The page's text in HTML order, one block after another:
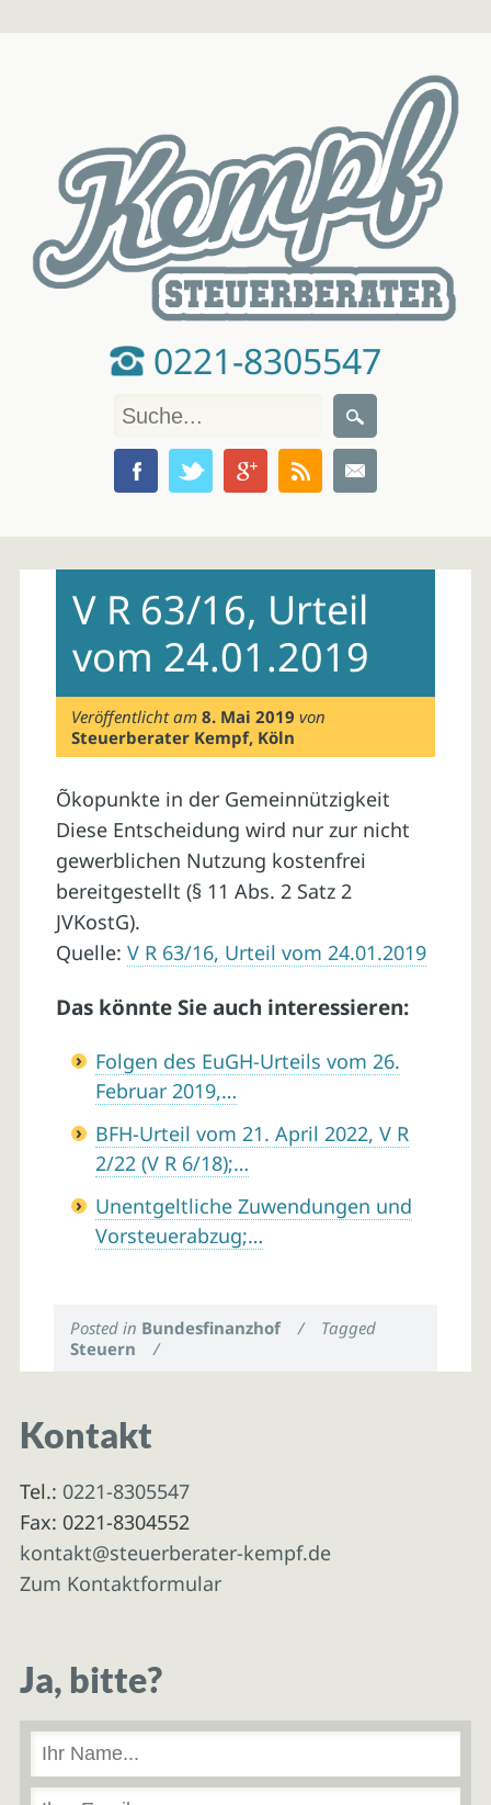
0221-8305547
contentV R 63/16, Urteil
vom 24.01.2019
Veröffentlicht am8. Mai 2019 von
Steuerberater Kempf, Köln
Õkopunkte in der Gemeinnützigkeit
Diese Entscheidung wird nur zur nicht
gewerblichen Nutzung kostenfrei
bereitgestellt (§ 11 Abs. 2 Satz 2
JVKostG).
Quelle: V R 63/16, Urteil vom 24.01.2019
Das könnte Sie auch interessieren:
Folgen des EuGH-Urteils vom 26.
Februar 2019,…
BFH-Urteil vom 21. April 2022, V R
2/22 (V R 6/18);…
Unentgeltliche Zuwendungen und
Vorsteuerabzug;…
Posted in Bundesfinanzhof /
Tagged
Steuern
/
Kontakt
Tel.: 0221-8305547
Fax: 0221-8304552
kontakt@steuerberater-kempf.de
Zum Kontaktformular
Ja, bitte?